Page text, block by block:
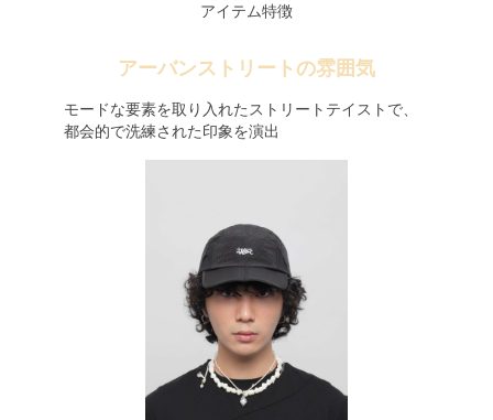
アイテム特徴
アーバンストリートの雰囲気
モードな要素を取り入れたストリートテイストで、
都会的で洗練された印象を演出